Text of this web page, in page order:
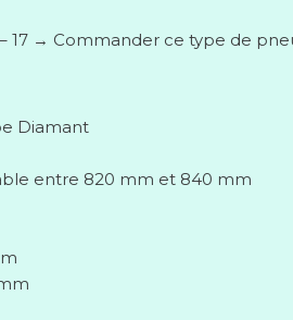
17 → Commander ce type de
Diamant
entre 820 mm et 840 mm